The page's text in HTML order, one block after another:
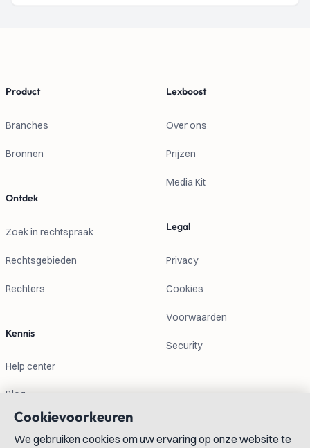
Product
Branches
Bronnen
Ontdek
Zoek in rechtspraak
Rechtsgebieden
Rechters
Kennis
Help center
Blog
Lexboost
Over ons
Prijzen
Media Kit
Legal
Privacy
Cookies
Voorwaarden
Security
Contactgegevens
Cookievoorkeuren
We gebruiken cookies om uw ervaring op onze website te